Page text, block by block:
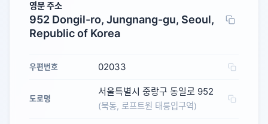
영문 주소
952 Dongil-ro, Jungnang-gu, Seoul,
Republic of Korea
우편번호 02033
도로명
서울특별시 중랑구 동일로 952
(묵동, 로프트원 태릉입구역)